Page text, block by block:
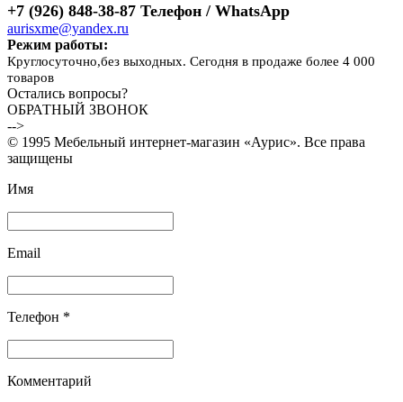
+7 (926) 848-38-87 Телефон / WhatsApp
aurisxme@yandex.ru
Режим работы:
Круглосуточно,без выходных. Сегодня в продаже более 4 000
товаров
Остались вопросы?
ОБРАТНЫЙ ЗВОНОК
-->
© 1995 Мебельный интернет-магазин «Аурис». Все права
защищены
Имя
Email
Телефон *
Комментарий